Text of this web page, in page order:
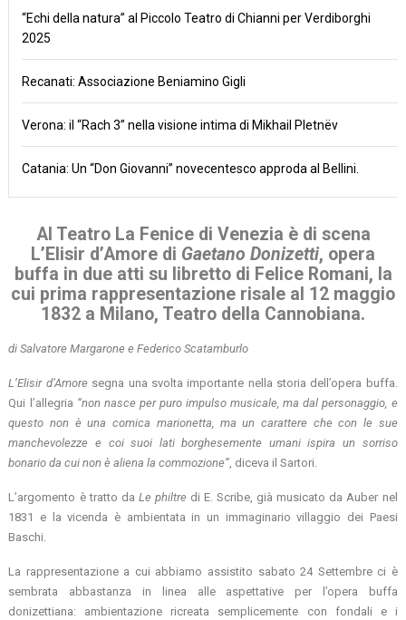
“Echi della natura” al Piccolo Teatro di Chianni per Verdiborghi
2025
Recanati: Associazione Beniamino Gigli
Verona: il “Rach 3” nella visione intima di Mikhail Pletnëv
Catania: Un “Don Giovanni” novecentesco approda al Bellini.
Al Teatro La Fenice di Venezia è di scena
L’Elisir d’Amore di Gaetano Donizetti, opera
buffa in due atti su libretto di Felice Romani, la
cui prima rappresentazione risale al 12 maggio
1832 a Milano, Teatro della Cannobiana.
di Salvatore Margarone e Federico Scatamburlo
L’Elisir d’Amore segna una svolta importante nella storia dell’opera buffa.
Qui l’allegria “non nasce per puro impulso musicale, ma dal personaggio, e
questo non è una comica marionetta, ma un carattere che con le sue
manchevolezze e coi suoi lati borghesemente umani ispira un sorriso
bonario da cui non è aliena la commozione”, diceva il Sartori.
L’argomento è tratto da Le philtre di E. Scribe, già musicato da Auber nel
1831 e la vicenda è ambientata in un immaginario villaggio dei Paesi
Baschi.
La rappresentazione a cui abbiamo assistito sabato 24 Settembre ci è
sembrata abbastanza in linea alle aspettative per l’opera buffa
donizettiana: ambientazione ricreata semplicemente con fondali e i